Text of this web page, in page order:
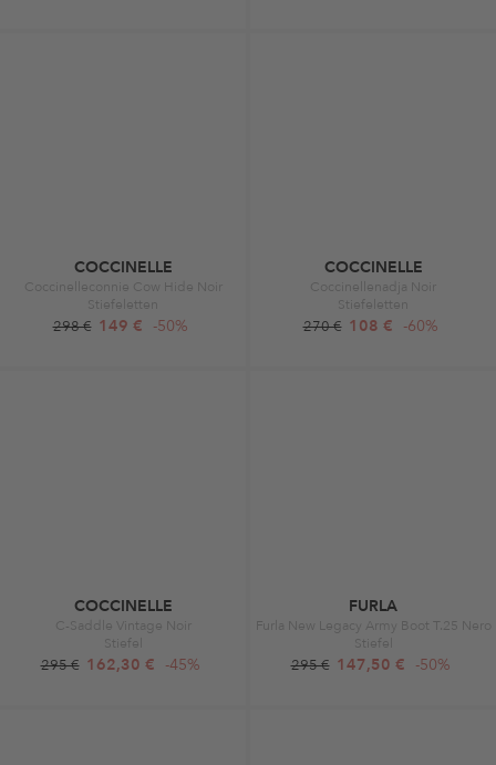
COCCINELLE
Coccinelleconnie Cow Hide Noir
Stiefeletten
298 € 149 € -50%
COCCINELLE
Coccinellenadja Noir
Stiefeletten
270 € 108 € -60%
COCCINELLE
C-Saddle Vintage Noir
Stiefel
295 € 162,30 € -45%
FURLA
Furla New Legacy Army Boot T.25 Nero
Stiefel
295 € 147,50 € -50%